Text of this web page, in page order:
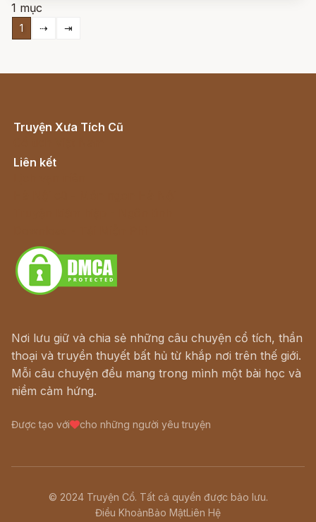
sống.
1 mục
1 ⇢ ⇥
Truyện Xưa Tích Cũ
Liên kết
Nơi lưu giữ và chia sẻ những câu chuyện cổ tích, thần
thoại và truyền thuyết bất hủ từ khắp nơi trên thế giới.
Mỗi câu chuyện đều mang trong mình một bài học và
niềm cảm hứng.
Được tạo với cho những người yêu truyện
© 2024 Truyện Cổ. Tất cả quyền được bảo lưu.
Điều KhoảnBảo MậtLiên Hệ